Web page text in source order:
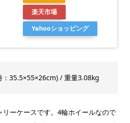
楽天市場
Yahooショッピング
35.5×55×26cm) / 重量3.08kg
ーケースです。4輪ホイールなので